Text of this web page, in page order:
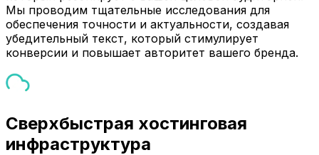
Мы проводим тщательные исследования для
обеспечения точности и актуальности, создавая
убедительный текст, который стимулирует
конверсии и повышает авторитет вашего бренда.
Сверхбыстрая хостинговая
инфраструктура